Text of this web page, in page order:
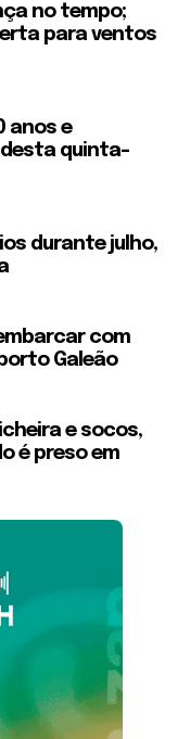
no tempo;
para ventos
anos e
desta quinta-
durante julho,
com
Galeão
e socos,
é preso em